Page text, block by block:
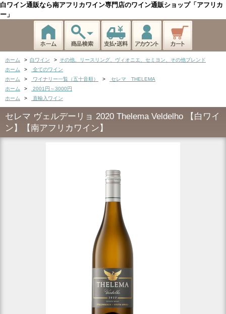
白ワイン通販なら南アフリカワイン専門店のワイン通販ショップ「アフリカ
ー」
ホーム > 白ワイン > その他、リースリング、ヴィオニエ、セミヨン、その他ブレンド
ホーム
>
全てのワイン
ホーム
> ワイナリー一覧（五十音順） >
セレマ THELEMA
ホーム
>
2001円～3000円
ホーム
> 直輸入ワイン
セレマ ヴェルデーリョ 2020 Thelema Veldelho 【白ワイ
ン】【南アフリカワイン】